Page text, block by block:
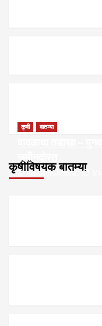
कृषीविषयक बातम्या
कृषी बातम्या
saptahiksandesh